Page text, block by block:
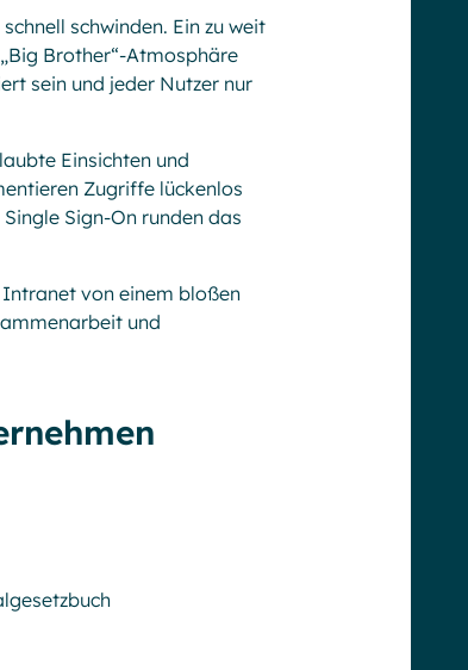
schwinden. Ein zu weit
Brother“-Atmosphäre
sein und jeder Nutzer nur
Einsichten und
Zugriffe lückenlos
Sign-On runden das
von einem bloßen
und